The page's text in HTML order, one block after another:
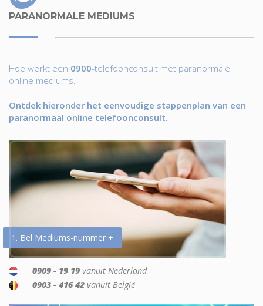
PARANORMALE MEDIUMS
Hoe werkt een 0900-telefoonconsult met paranormale
online mediums.
Ontdek hieronder het eenvoudige stappenplan van een
paranormaal online telefoonconsult.
1. Bel Mediums-nummer +
0909 - 19 19 vanuit Nederland
0903 - 416 42 vanuit België